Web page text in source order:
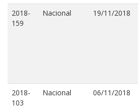
2018-
159
Nacional 19/11/2018
2018-
103
Nacional 06/11/2018